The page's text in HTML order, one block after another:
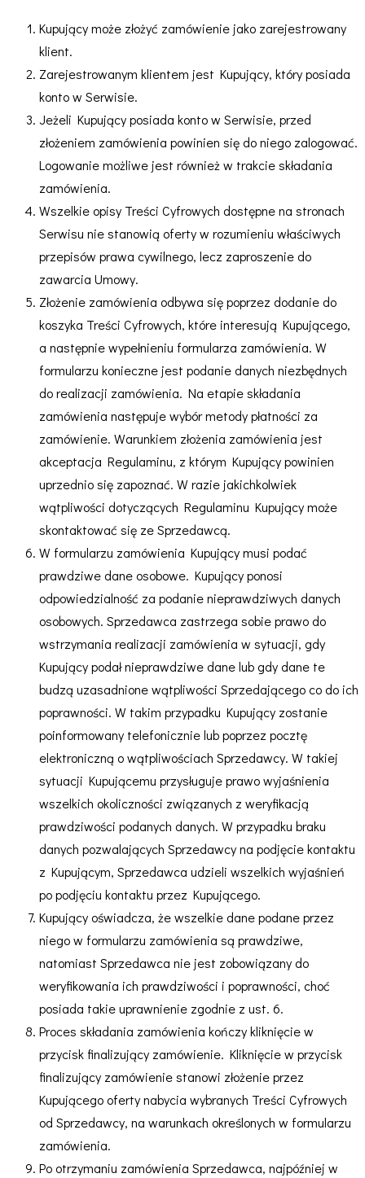
Kupujący może złożyć zamówienie jako zarejestrowany
klient.
Zarejestrowanym klientem jest Kupujący, który posiada
konto w Serwisie.
Jeżeli Kupujący posiada konto w Serwisie, przed
złożeniem zamówienia powinien się do niego zalogować.
Logowanie możliwe jest również w trakcie składania
zamówienia.
Wszelkie opisy Treści Cyfrowych dostępne na stronach
Serwisu nie stanowią oferty w rozumieniu właściwych
przepisów prawa cywilnego, lecz zaproszenie do
zawarcia Umowy.
Złożenie zamówienia odbywa się poprzez dodanie do
koszyka Treści Cyfrowych, które interesują Kupującego,
a następnie wypełnieniu formularza zamówienia. W
formularzu konieczne jest podanie danych niezbędnych
do realizacji zamówienia. Na etapie składania
zamówienia następuje wybór metody płatności za
zamówienie. Warunkiem złożenia zamówienia jest
akceptacja Regulaminu, z którym Kupujący powinien
uprzednio się zapoznać. W razie jakichkolwiek
wątpliwości dotyczących Regulaminu Kupujący może
skontaktować się ze Sprzedawcą.
W formularzu zamówienia Kupujący musi podać
prawdziwe dane osobowe. Kupujący ponosi
odpowiedzialność za podanie nieprawdziwych danych
osobowych. Sprzedawca zastrzega sobie prawo do
wstrzymania realizacji zamówienia w sytuacji, gdy
Kupujący podał nieprawdziwe dane lub gdy dane te
budzą uzasadnione wątpliwości Sprzedającego co do ich
poprawności. W takim przypadku Kupujący zostanie
poinformowany telefonicznie lub poprzez pocztę
elektroniczną o wątpliwościach Sprzedawcy. W takiej
sytuacji Kupującemu przysługuje prawo wyjaśnienia
wszelkich okoliczności związanych z weryfikacją
prawdziwości podanych danych. W przypadku braku
danych pozwalających Sprzedawcy na podjęcie kontaktu
z Kupującym, Sprzedawca udzieli wszelkich wyjaśnień
po podjęciu kontaktu przez Kupującego.
Kupujący oświadcza, że wszelkie dane podane przez
niego w formularzu zamówienia są prawdziwe,
natomiast Sprzedawca nie jest zobowiązany do
weryfikowania ich prawdziwości i poprawności, choć
posiada takie uprawnienie zgodnie z ust. 6.
Proces składania zamówienia kończy kliknięcie w
przycisk finalizujący zamówienie. Kliknięcie w przycisk
finalizujący zamówienie stanowi złożenie przez
Kupującego oferty nabycia wybranych Treści Cyfrowych
od Sprzedawcy, na warunkach określonych w formularzu
zamówienia.
Po otrzymaniu zamówienia Sprzedawca, najpóźniej w